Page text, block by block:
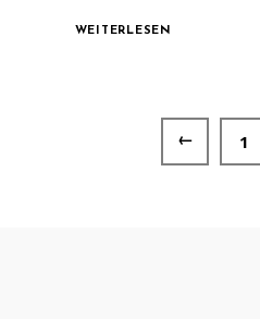
WEITERLESEN
← 1